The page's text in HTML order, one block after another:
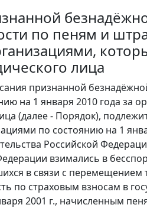
по пеням и
лица
признанной
на 1 января 2010 года за
(далее - Порядок),
по состоянию на 1
Российской
взимались в
в связи с перемещением
по страховым взносам в
2001 г., начисленным